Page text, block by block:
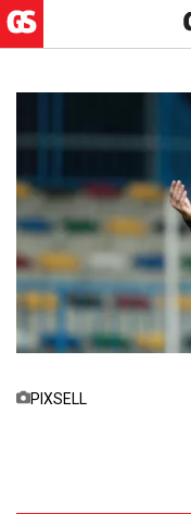
PIXSELL